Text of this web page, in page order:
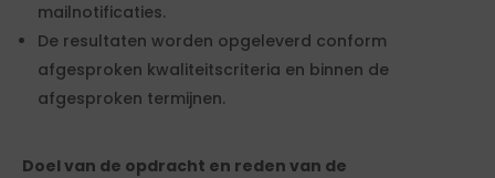
mailnotificaties.
De resultaten worden opgeleverd conform
afgesproken kwaliteitscriteria en binnen de
afgesproken termijnen.
Doel van de opdracht en reden van de